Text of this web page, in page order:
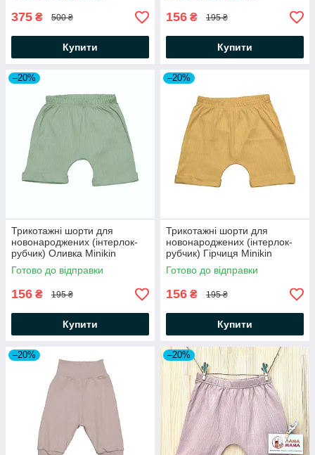
375 ₴ 500 ₴
Купити
156 ₴ 195 ₴
Купити
–20%
Трикотажні шорти для
новонароджених (інтерлок-
рубчик) Оливка Minikin
Готово до відправки
156 ₴ 195 ₴
Купити
–20%
Трикотажні шорти для
новонароджених (інтерлок-
рубчик) Гірчиця Minikin
Готово до відправки
156 ₴ 195 ₴
Купити
–20% –20%